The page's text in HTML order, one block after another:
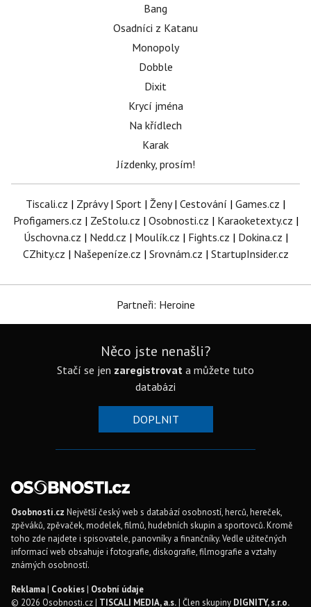
Bang
Osadníci z Katanu
Monopoly
Dobble
Dixit
Krycí jména
Na křídlech
Karak
Jízdenky, prosím!
Tiscali.cz | Zprávy| Sport | Ženy| Cestování | Games.cz |
Profigamers.cz | ZeStolu.cz | Osobnosti.cz | Karaoketexty.cz |
Úschovna.cz | Nedd.cz | Moulík.cz | Fights.cz | Dokina.cz |
CZhity.cz | Našepeníze.cz | Srovnám.cz | StartupInsider.cz
Partneři: Heroine
Něco jste nenašli?
Stačí se jen zaregistrovat a můžete tuto
databázi
DOPLNIT
Osobnosti.cz Největší český web s databází osobností, herců, hereček,
zpěváků, zpěvaček, modelek, filmů, hudebních skupin a sportovců. Kromě
toho zde najdete i spisovatele, panovníky a finančníky. Vedle užitečných
informací web obsahuje i fotografie, diskografie, filmografie a vztahy
známých osobností.
Reklama| Cookies| Osobní údaje
© 2026 Osobnosti.cz | TISCALI MEDIA, a.s.| Člen skupiny DIGNITY, s.r.o.